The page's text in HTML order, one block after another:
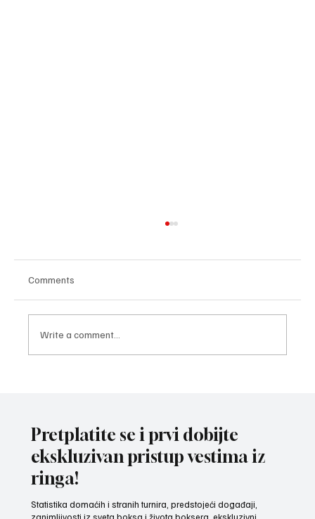
Comments
Write a comment...
Pretplatite se i prvi dobijte
ekskluzivan pristup vestima iz
ringa!
Statistika domaćih i stranih turnira, predstojeći događaji,